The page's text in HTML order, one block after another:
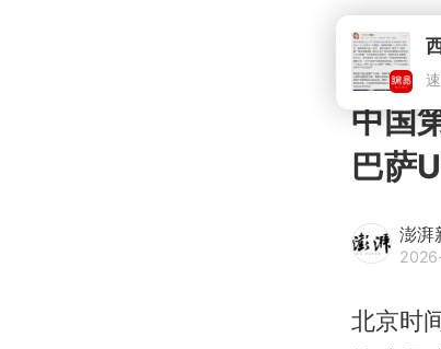
中国
巴萨
澎湃
北京时